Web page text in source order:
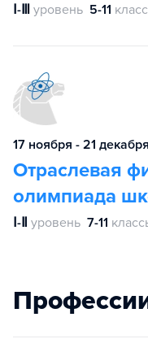
Ⅰ-Ⅲ уровень 5-11
17 ноября - 21 декабря
Отраслевая
олимпиада
Ⅰ-Ⅱ уровень 7-11